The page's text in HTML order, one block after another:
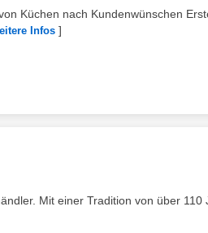
Küchen nach Kundenwünschen
Infos ]
Mit einer Tradition von über 110